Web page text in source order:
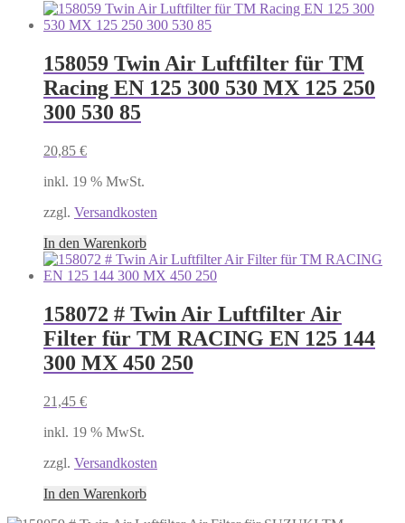
158059 Twin Air Luftfilter für TM
Racing EN 125 300 530 MX 125 250
300 530 85
20,85 €
inkl. 19 % MwSt.
zzgl. Versandkosten
In den Warenkorb
158072 # Twin Air Luftfilter Air
Filter für TM RACING EN 125 144
300 MX 450 250
21,45 €
inkl. 19 % MwSt.
zzgl. Versandkosten
In den Warenkorb